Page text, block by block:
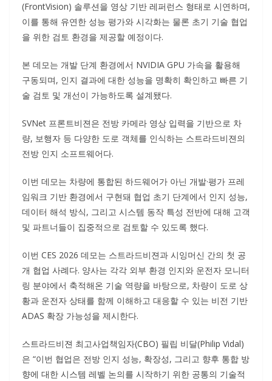
(FrontVision) 솔루션을 영상 기반 레퍼런스 형태로 시연하며,
이를 통해 유연한 성능 평가와 시각화는 물론 초기 기술 협업
을 위한 검토 환경을 제공할 예정이다.
본 데모는 개발 단계 환경에서 NVIDIA GPU 가속을 활용해
구동되며, 인지 결과에 대한 성능을 명확히 확인하고 빠른 기
술 검토 및 개선이 가능하도록 설계됐다.
SVNet 프론트비젼은 전방 카메라 영상 입력을 기반으로 차
량, 보행자 등 다양한 도로 객체를 인식하는 스트라드비젼의
전방 인지 소프트웨어다.
이번 데모는 차량에 통합된 하드웨어가 아닌 개발·평가 프레
임워크 기반 환경에서 구현돼 협업 초기 단계에서 인지 성능,
데이터 해석 방식, 그리고 시스템 동작 특성 전반에 대해 고객
및 파트너들이 집중적으로 검토할 수 있도록 했다.
이번 CES 2026 데모는 스트라드비젼과 시잉머신 간의 첫 공
개 협업 사례다. 양사는 각각 외부 환경 인지와 운전자 모니터
링 분야에서 축적해온 기술 역량을 바탕으로, 차량이 도로 상
황과 운전자 상태를 함께 이해하고 대응할 수 있는 비전 기반
ADAS 확장 가능성을 제시한다.
스트라드비젼 최고사업책임자(CBO) 필립 비달(Philip Vidal)
은 “이번 협업은 전방 인지 성능, 확장성, 그리고 향후 통합 방
향에 대한 시스템 레벨 논의를 시작하기 위한 공통의 기술적